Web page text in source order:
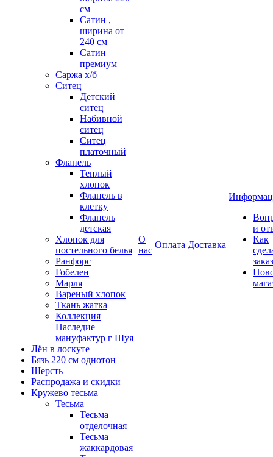
см
Сатин ,
ширина от
240 см
Сатин
премиум
Саржа х/б
Ситец
Детский
ситец
Набивной
ситец
Ситец
платочный
Фланель
Теплый
хлопок
Фланель в
клетку
Фланель
детская
Хлопок для
постельного белья
Ранфорс
Гобелен
Марля
Вареный хлопок
Ткань жатка
Коллекция
Наследие
мануфактур г Шуя
Лён в лоскуте
Бязь 220 см однотон
Шерсть
Распродажа и скидки
Кружево тесьма
Тесьма
Тесьма
отделочная
Тесьма
жаккардовая
О
нас
Оплата Доставка
и
Как
заказ